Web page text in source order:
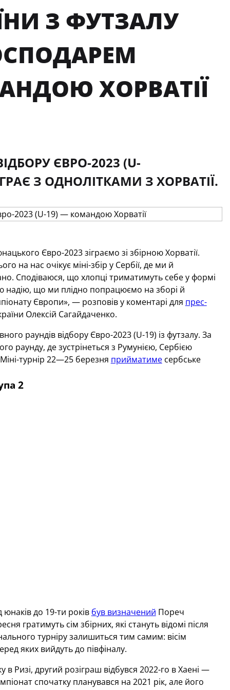
З ФУТЗАЛУ
ХОРВАТІЇ
ЄВРО-2023 (U-
З ОДНОЛІТКАМИ З ХОРВАТІЇ.
Євро-2023 зіграємо зі збірною Хорватії.
на нас очікує міні-збір у Сербії, де ми й
Сподіваюся, що хлопці триматимуть себе у формі
надію, що ми плідно попрацюємо на зборі й
Європи», — розповів у коментарі для прес-
Олексій Сагайдаченко.
раундів відбору Євро-2023 (U-19) із футзалу. За
раунду, де зустрінеться з Румунією, Сербією
турнір 22—25 березня прийматимесербське
2
до 19-ти років був визначений Пореч
гратимуть сім збірних, які стануть відомі після
турніру залишиться тим самим: вісім
яких вийдуть до півфіналу.
Ризі, другий розіграш відбувся 2022-го в Хаені —
спочатку планувався на 2021 рік, але його